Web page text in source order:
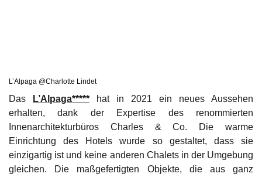
L’Alpaga @Charlotte Lindet
Das L’Alpaga***** hat in 2021 ein neues Aussehen
erhalten, dank der Expertise des renommierten
Innenarchitekturbüros Charles & Co. Die warme
Einrichtung des Hotels wurde so gestaltet, dass sie
einzigartig ist und keine anderen Chalets in der Umgebung
gleichen. Die maßgefertigten Objekte, die aus ganz